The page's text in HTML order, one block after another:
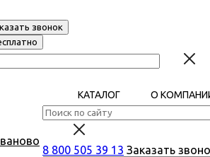
звонок
КАТАЛОГ О
8 800 505 39 13 Заказать